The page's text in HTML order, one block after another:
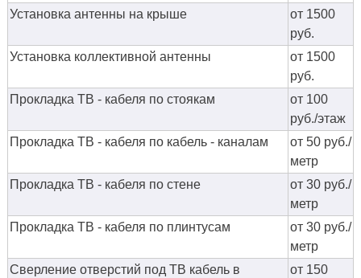
Установка антенны на крыше
от 1500
руб.
Установка коллективной антенны
от 1500
руб.
Прокладка ТВ - кабеля по стоякам
от 100
руб./этаж
Прокладка ТВ - кабеля по кабель - каналам
от 50 руб./
метр
Прокладка ТВ - кабеля по стене
от 30 руб./
метр
Прокладка ТВ - кабеля по плинтусам
от 30 руб./
метр
Сверление отверстий под ТВ кабель в
от 150